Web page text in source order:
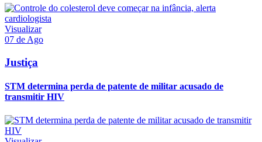
Visualizar
07 de Ago
Justiça
STM determina perda de patente de militar acusado de
transmitir HIV